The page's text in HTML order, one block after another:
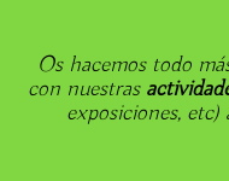
Os hacemos todo
con nuestras
exposiciones, etc)